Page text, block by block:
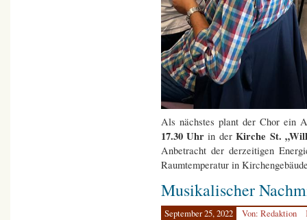
Als nächstes plant der Chor ein
17.30 Uhr in der Kirche St.
Anbetracht der derzeitigen
Raumtemperatur in
Musikalischer
September 25, 2022 Von: Redaktion